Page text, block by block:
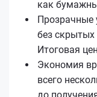
как
Прозрачные
без скрытых
Итоговая
Экономия
всего